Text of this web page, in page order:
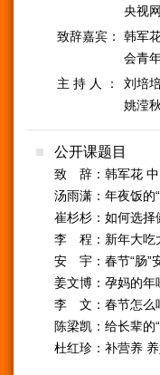
央视网
致辞嘉宾：
韩军
会青
主 持 人 ：
刘培
姚滢
公开课题目
致 辞：韩军花 中
汤雨潇：年夜饭的
崔杉杉：如何选择
李 程：新年大吃
安 宇：春节“肠”
姜文博：孕妈的年
李 文：春节怎么
陈梁凯：给长辈的
杜红珍：补营养